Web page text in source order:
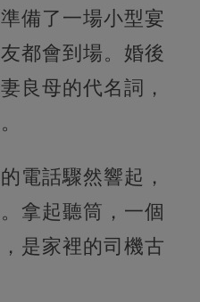
備了一場小型宴
都會到場。婚後
良母的代名詞，
電話驟然響起，
拿起聽筒，一個
是家裡的司機古